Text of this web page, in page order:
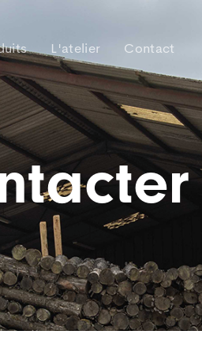
L'atelier Contact